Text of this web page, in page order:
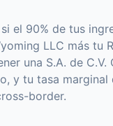
el 90% de tus
LLC más tu
una S.A. de
y tu tasa marginal
border.